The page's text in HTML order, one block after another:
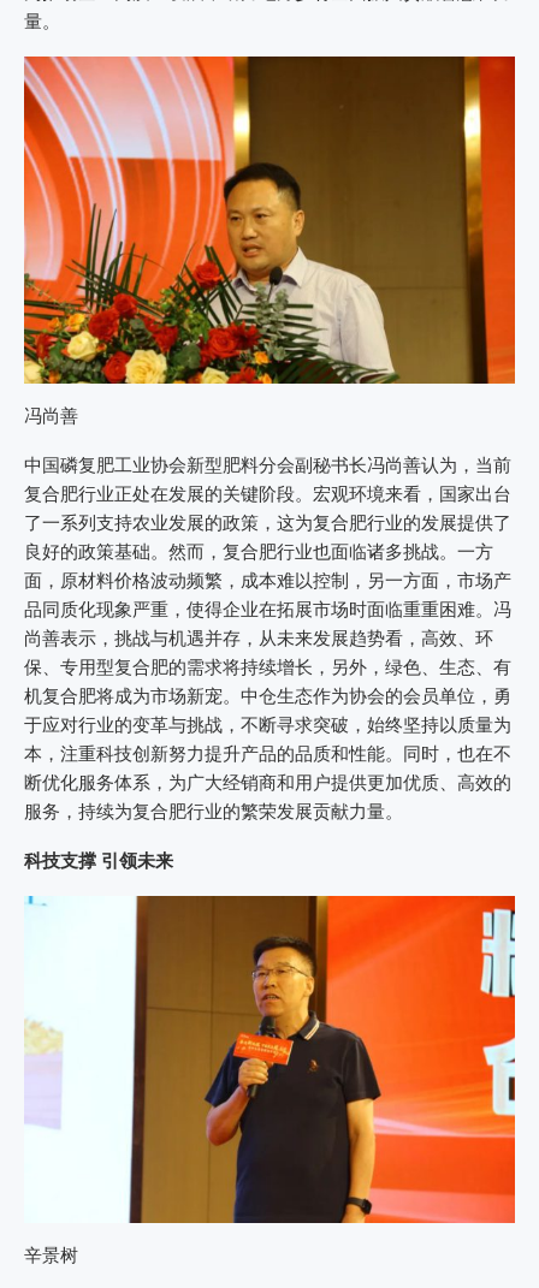
量。
冯尚善
中国磷复肥工业协会新型肥料分会副秘书长冯尚善认为，当前
复合肥行业正处在发展的关键阶段。宏观环境来看，国家出台
了一系列支持农业发展的政策，这为复合肥行业的发展提供了
良好的政策基础。然而，复合肥行业也面临诸多挑战。一方
面，原材料价格波动频繁，成本难以控制，另一方面，市场产
品同质化现象严重，使得企业在拓展市场时面临重重困难。冯
尚善表示，挑战与机遇并存，从未来发展趋势看，高效、环
保、专用型复合肥的需求将持续增长，另外，绿色、生态、有
机复合肥将成为市场新宠。中仓生态作为协会的会员单位，勇
于应对行业的变革与挑战，不断寻求突破，始终坚持以质量为
本，注重科技创新努力提升产品的品质和性能。同时，也在不
断优化服务体系，为广大经销商和用户提供更加优质、高效的
服务，持续为复合肥行业的繁荣发展贡献力量。
科技支撑 引领未来
辛景树